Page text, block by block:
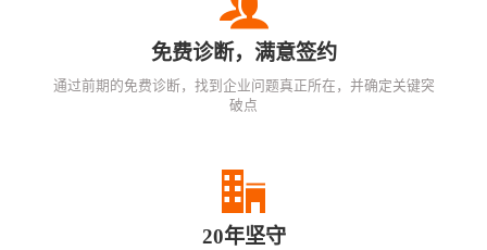
免费诊断，满意签约
通过前期的免费诊断，找到企业问题真正所在，并确定关键突
破点
20年坚守